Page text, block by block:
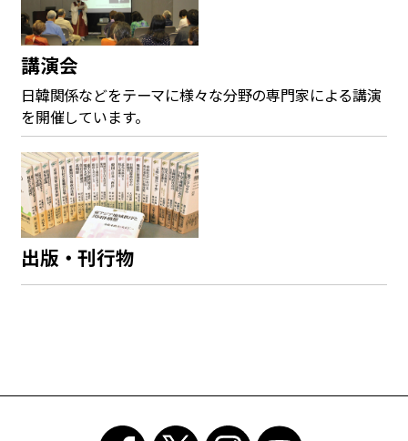
講演会
日韓関係などをテーマに様々な分野の専門家による講演
を開催しています。
出版・刊行物